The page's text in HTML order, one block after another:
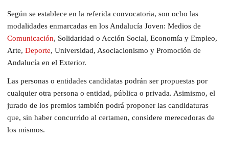
Según se establece en la referida convocatoria, son ocho las
modalidades enmarcadas en los Andalucía Joven: Medios de
Comunicación, Solidaridad o Acción Social, Economía y Empleo,
Arte, Deporte, Universidad, Asociacionismo y Promoción de
Andalucía en el Exterior.
Las personas o entidades candidatas podrán ser propuestas por
cualquier otra persona o entidad, pública o privada. Asimismo, el
jurado de los premios también podrá proponer las candidaturas
que, sin haber concurrido al certamen, considere merecedoras de
los mismos.